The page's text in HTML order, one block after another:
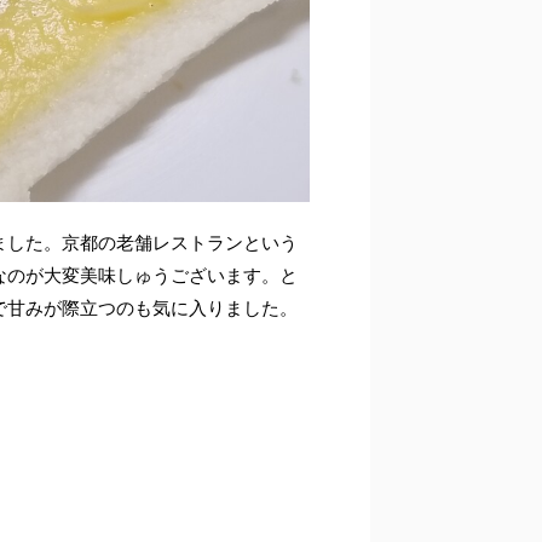
た。京都の老舗レストランという
が大変美味しゅうございます。と
みが際立つのも気に入りました。